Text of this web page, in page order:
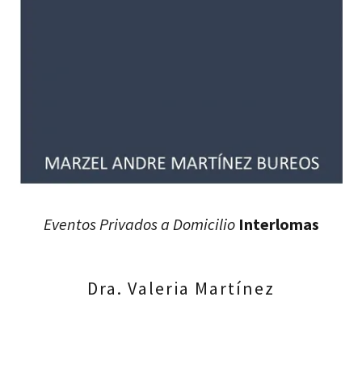
Eventos Privados a Domicilio Interlomas
Dra. Valeria Martínez